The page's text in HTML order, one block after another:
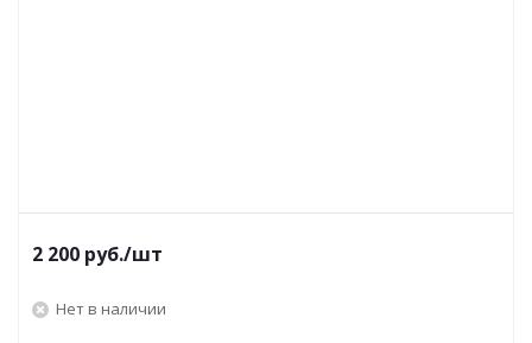
2 200 руб./шт
Нет в наличии